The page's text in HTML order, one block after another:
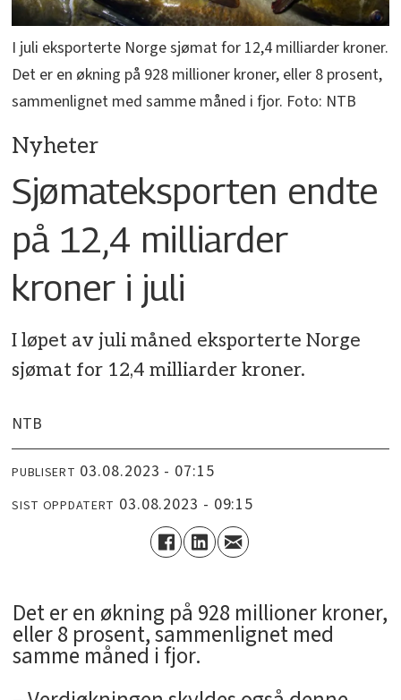
I juli eksporterte Norge sjømat for 12,4 milliarder kroner.
Det er en økning på 928 millioner kroner, eller 8 prosent,
sammenlignet med samme måned i fjor. Foto: NTB
Nyheter
Sjømateksporten endte
på 12,4 milliarder
kroner i juli
I løpet av juli måned eksporterte Norge
sjømat for 12,4 milliarder kroner.
NTB
PUBLISERT 03.08.2023 - 07:15
SIST OPPDATERT 03.08.2023 - 09:15
­Det er en økning på 928 millioner kroner,
eller 8 prosent, sammenlignet med
samme måned i fjor.